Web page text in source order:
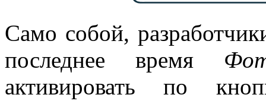
Само собой,
последнее время
активировать по